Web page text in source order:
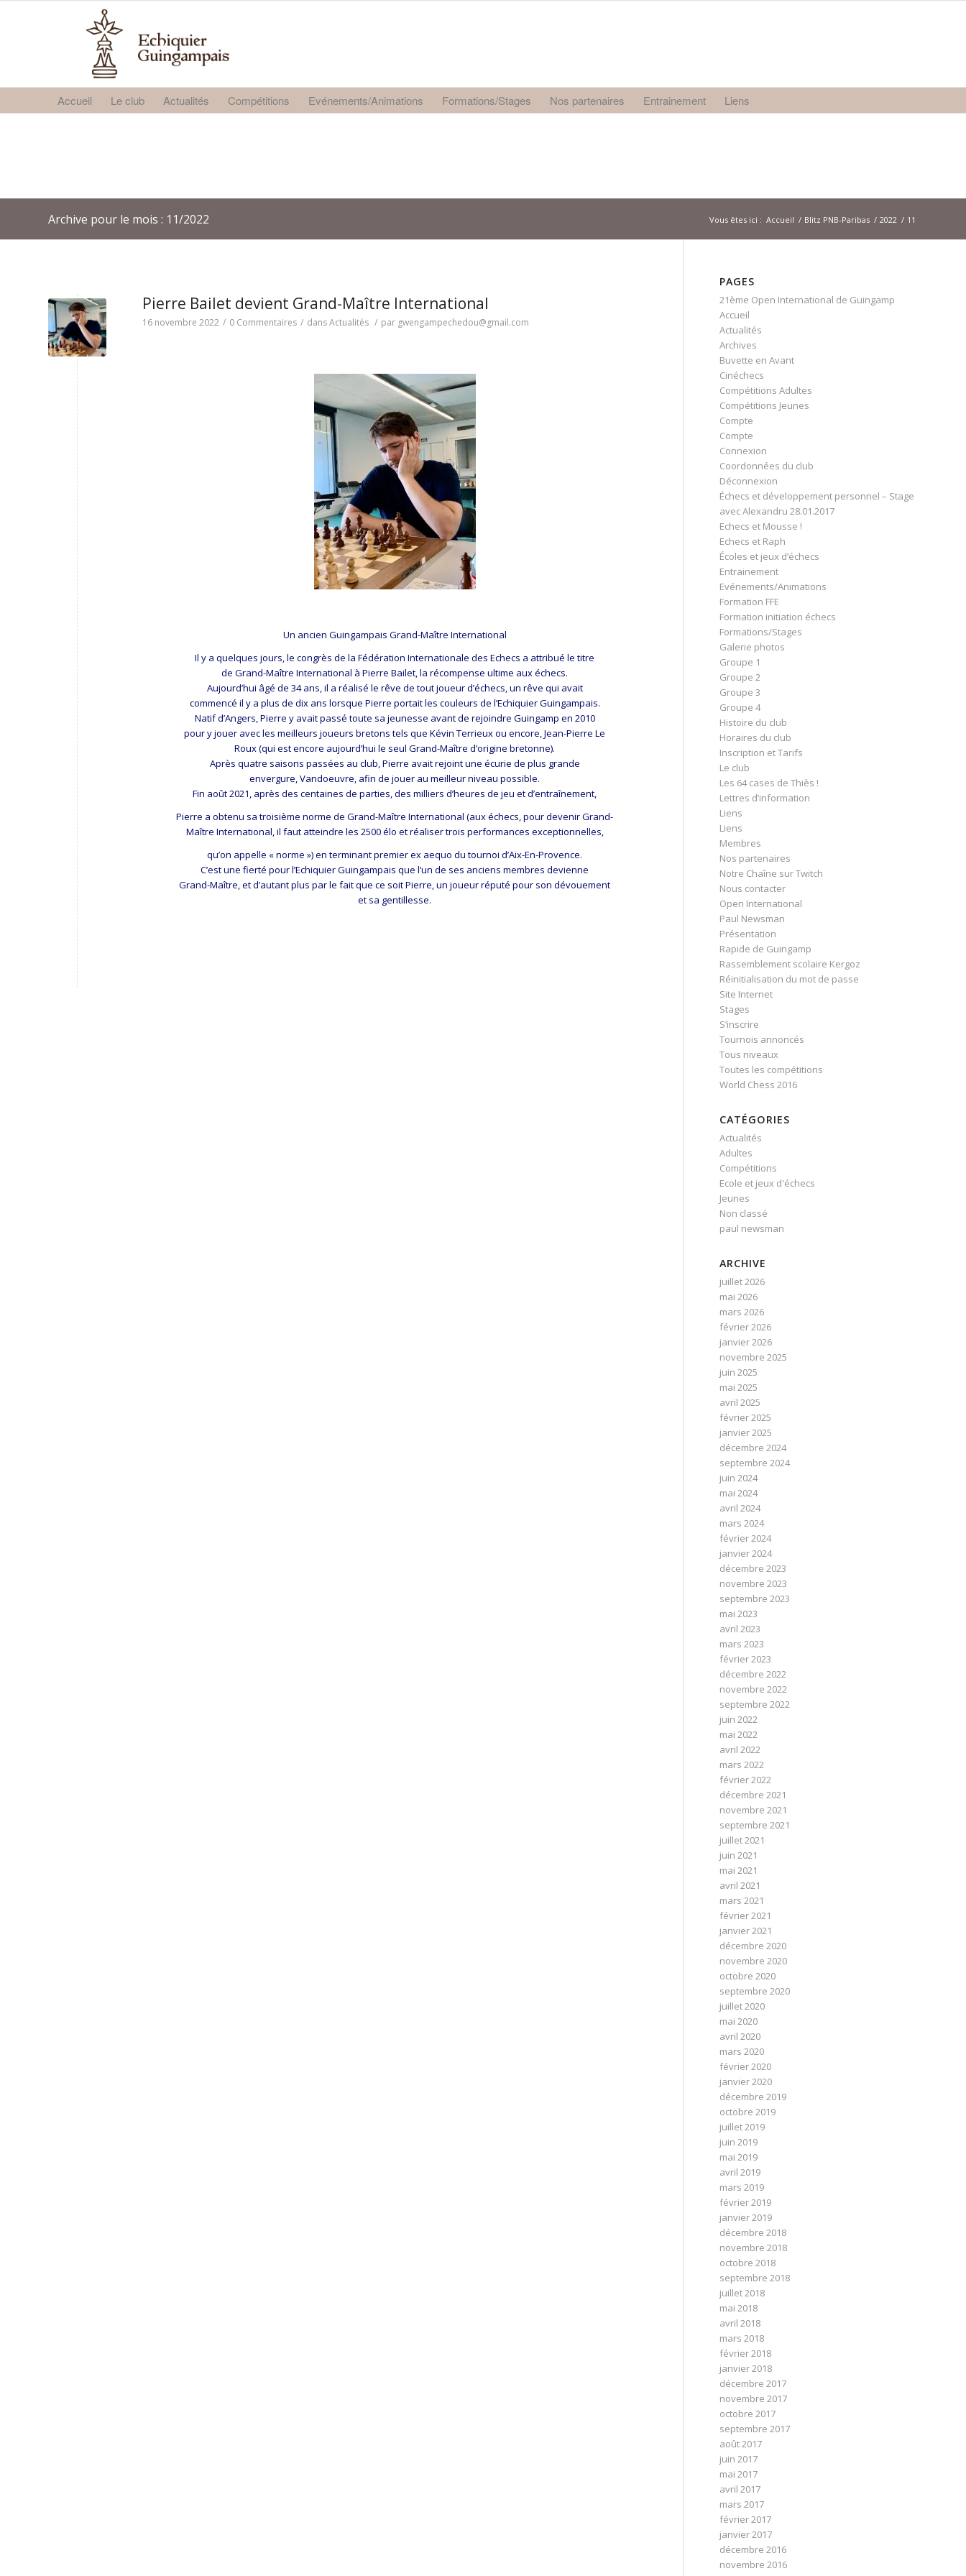
Accueil Le club Actualités Compétitions Evénements/Animations Formations/Stages Nos partenaires Entrainement Liens
Archive pour le mois : 11/2022 Vous êtes ici : Accueil / Blitz PNB-Paribas / 2022 / 11
Pierre Bailet devient Grand-Maître International
16 novembre 2022 / 0 Commentaires / dansActualités / par gwengampechedou@gmail.com
Un ancien Guingampais Grand-Maître International
Il y a quelques jours, le congrès de la Fédération Internationale des Echecs a attribué le titre
de Grand-Maître International à Pierre Bailet, la récompense ultime aux échecs.
Aujourd’hui âgé de 34 ans, il a réalisé le rêve de tout joueur d’échecs, un rêve qui avait
commencé il y a plus de dix ans lorsque Pierre portait les couleurs de l’Echiquier Guingampais.
Natif d’Angers, Pierre y avait passé toute sa jeunesse avant de rejoindre Guingamp en 2010
pour y jouer avec les meilleurs joueurs bretons tels que Kévin Terrieux ou encore, Jean-Pierre Le
Roux (qui est encore aujourd’hui le seul Grand-Maître d’origine bretonne).
Après quatre saisons passées au club, Pierre avait rejoint une écurie de plus grande
envergure, Vandoeuvre, afin de jouer au meilleur niveau possible.
Fin août 2021, après des centaines de parties, des milliers d’heures de jeu et d’entraînement,
Pierre a obtenu sa troisième norme de Grand-Maître International (aux échecs, pour devenir Grand-
Maître International, il faut atteindre les 2500 élo et réaliser trois performances exceptionnelles,
qu’on appelle « norme ») en terminant premier ex aequo du tournoi d’Aix-En-Provence.
C’est une fierté pour l’Echiquier Guingampais que l’un de ses anciens membres devienne
Grand-Maître, et d’autant plus par le fait que ce soit Pierre, un joueur réputé pour son dévouement
et sa gentillesse.
PAGES
21ème Open International de Guingamp
Accueil
Actualités
Archives
Buvette en Avant
Cinéchecs
Compétitions Adultes
Compétitions Jeunes
Compte
Compte
Connexion
Coordonnées du club
Déconnexion
Échecs et développement personnel – Stage
avec Alexandru 28.01.2017
Echecs et Mousse !
Echecs et Raph
Écoles et jeux d’échecs
Entrainement
Evénements/Animations
Formation FFE
Formation initiation échecs
Formations/Stages
Galerie photos
Groupe 1
Groupe 2
Groupe 3
Groupe 4
Histoire du club
Horaires du club
Inscription et Tarifs
Le club
Les 64 cases de Thiès !
Lettres d’information
Liens
Liens
Membres
Nos partenaires
Notre Chaîne sur Twitch
Nous contacter
Open International
Paul Newsman
Présentation
Rapide de Guingamp
Rassemblement scolaire Kergoz
Réinitialisation du mot de passe
Site Internet
Stages
S’inscrire
Tournois annoncés
Tous niveaux
Toutes les compétitions
World Chess 2016
CATÉGORIES
Actualités
Adultes
Compétitions
Ecole et jeux d'échecs
Jeunes
Non classé
paul newsman
ARCHIVE
juillet 2026
mai 2026
mars 2026
février 2026
janvier 2026
novembre 2025
juin 2025
mai 2025
avril 2025
février 2025
janvier 2025
décembre 2024
septembre 2024
juin 2024
mai 2024
avril 2024
mars 2024
février 2024
janvier 2024
décembre 2023
novembre 2023
septembre 2023
mai 2023
avril 2023
mars 2023
février 2023
décembre 2022
novembre 2022
septembre 2022
juin 2022
mai 2022
avril 2022
mars 2022
février 2022
décembre 2021
novembre 2021
septembre 2021
juillet 2021
juin 2021
mai 2021
avril 2021
mars 2021
février 2021
janvier 2021
décembre 2020
novembre 2020
octobre 2020
septembre 2020
juillet 2020
mai 2020
avril 2020
mars 2020
février 2020
janvier 2020
décembre 2019
octobre 2019
juillet 2019
juin 2019
mai 2019
avril 2019
mars 2019
février 2019
janvier 2019
décembre 2018
novembre 2018
octobre 2018
septembre 2018
juillet 2018
mai 2018
avril 2018
mars 2018
février 2018
janvier 2018
décembre 2017
novembre 2017
octobre 2017
septembre 2017
août 2017
juin 2017
mai 2017
avril 2017
mars 2017
février 2017
janvier 2017
décembre 2016
novembre 2016